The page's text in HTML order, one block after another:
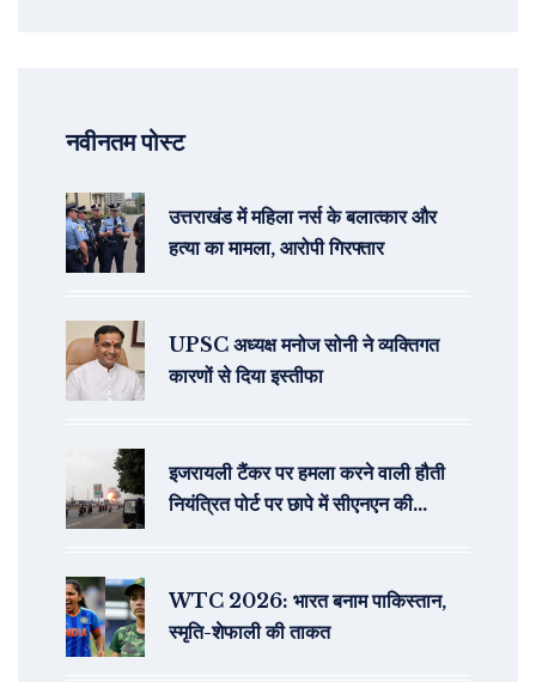
नवीनतम पोस्ट
उत्तराखंड में महिला नर्स के बलात्कार और
हत्या का मामला, आरोपी गिरफ्तार
UPSC अध्यक्ष मनोज सोनी ने व्यक्तिगत
कारणों से दिया इस्तीफा
इजरायली टैंकर पर हमला करने वाली हौती
नियंत्रित पोर्ट पर छापे में सीएनएन की
WTC 2026: भारत बनाम पाकिस्तान,
स्मृति-शेफाली की ताकत